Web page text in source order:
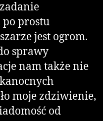
prostu
jest ogrom.
sprawy
nam także nie
moje zdziwienie,
od